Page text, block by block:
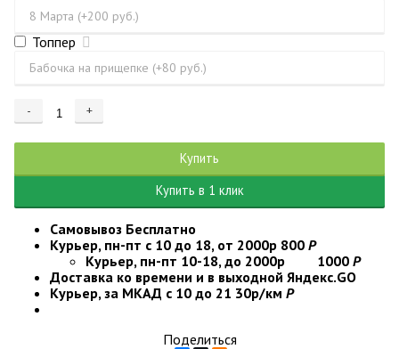
Топпер
- +
Купить
Купить в 1 клик
Самовывоз Бесплатно
Курьер, пн-пт с 10 до 18, от 2000р 800 Р
Курьер, пн-пт 10-18, до 2000р 1000 Р
Доставка ко времени и в выходной Яндекс.GO
Курьер, за МКАД с 10 до 21 30р/км Р
Поделиться